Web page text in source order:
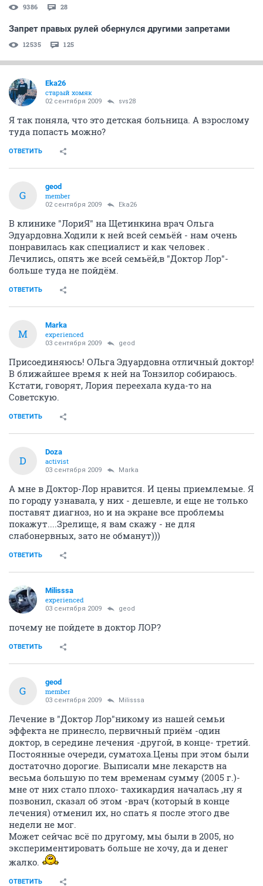
9386 28
Запрет правых рулей обернулся другими запретами
12535 125
Eka26
старый хомяк
02 сентября 2009 svs28
Я так поняла, что это детская больница. А взрослому
туда попасть можно?
ОТВЕТИТЬ
G
geod
member
02 сентября 2009 Eka26
В клинике "ЛориЯ" на Щетинкина врач Ольга
Эдуардовна.Ходили к ней всей семьёй - нам очень
понравилась как специалист и как человек .
Лечились, опять же всей семьёй,в "Доктор Лор"-
больше туда не пойдём.
ОТВЕТИТЬ
M
Marka
experienced
03 сентября 2009 geod
Присоединяюсь! ОЛьга Эдуардовна отличный доктор!
В ближайшее время к ней на Тонзилор собираюсь.
Кстати, говорят, Лория переехала куда-то на
Советскую.
ОТВЕТИТЬ
D
Doza
activist
03 сентября 2009 Marka
А мне в Доктор-Лор нравится. И цены приемлемые. Я
по городу узнавала, у них - дешевле, и еще не только
поставят диагноз, но и на экране все проблемы
покажут....Зрелище, я вам скажу - не для
слабонервных, зато не обманут)))
ОТВЕТИТЬ
Milisssa
experienced
03 сентября 2009 geod
почему не пойдете в доктор ЛОР?
ОТВЕТИТЬ
G
geod
member
03 сентября 2009 Milisssa
Лечение в "Доктор Лор"никому из нашей семьи
эффекта не принесло, первичный приём -один
доктор, в середине лечения -другой, в конце- третий.
Постоянные очереди, суматоха.Цены при этом были
достаточно дорогие. Выписали мне лекарств на
весьма большую по тем временам сумму (2005 г.)-
мне от них стало плохо- тахикардия началась ,ну я
позвонил, сказал об этом -врач (который в конце
лечения) отменил их, но спать я после этого две
недели не мог.
Может сейчас всё по другому, мы были в 2005, но
экспериментировать больше не хочу, да и денег
жалко.
ОТВЕТИТЬ